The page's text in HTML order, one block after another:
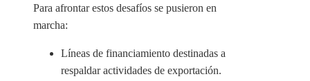
Para afrontar estos desafíos se pusieron en
marcha:
Líneas de financiamiento destinadas a
respaldar actividades de exportación.